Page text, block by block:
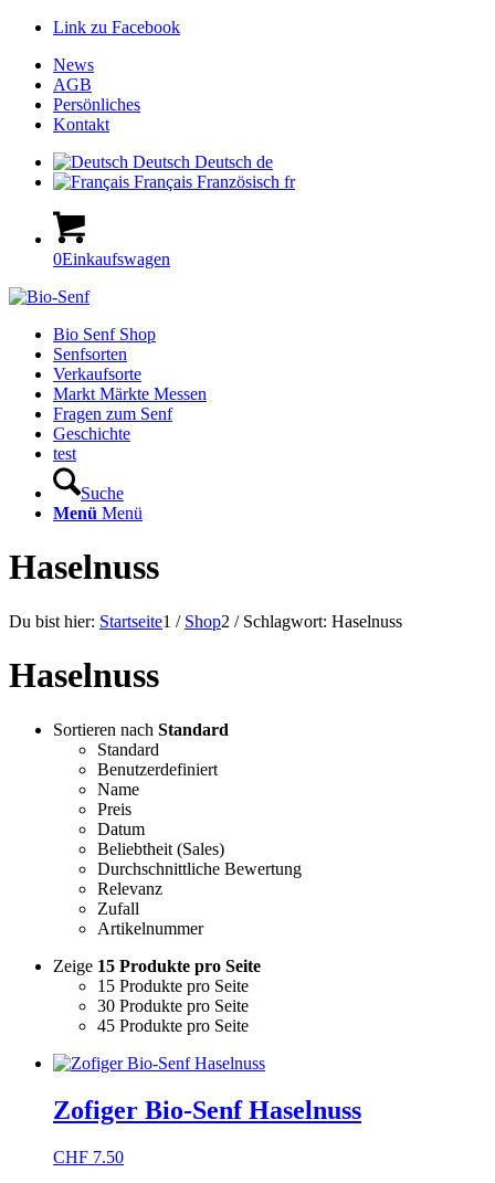
Link zu Facebook
News
AGB
Persönliches
Kontakt
Deutsch Deutsch de
Français Französisch fr
0Einkaufswagen
Hauptnavigation
Bio Senf Shop
Senfsorten
Verkaufsorte
Markt Märkte Messen
Fragen zum Senf
Geschichte
test
Suche
Menü Menü
Haselnuss
Du bist hier: Startseite1 / Shop2 / Schlagwort: Haselnuss
Haselnuss
Sortieren nach Standard
Standard
Benutzerdefiniert
Name
Preis
Datum
Beliebtheit (Sales)
Durchschnittliche Bewertung
Relevanz
Zufall
Artikelnummer
Zeige 15 Produkte pro Seite
15 Produkte pro Seite
30 Produkte pro Seite
45 Produkte pro Seite
Zofiger Bio-Senf Haselnuss
CHF 7.50